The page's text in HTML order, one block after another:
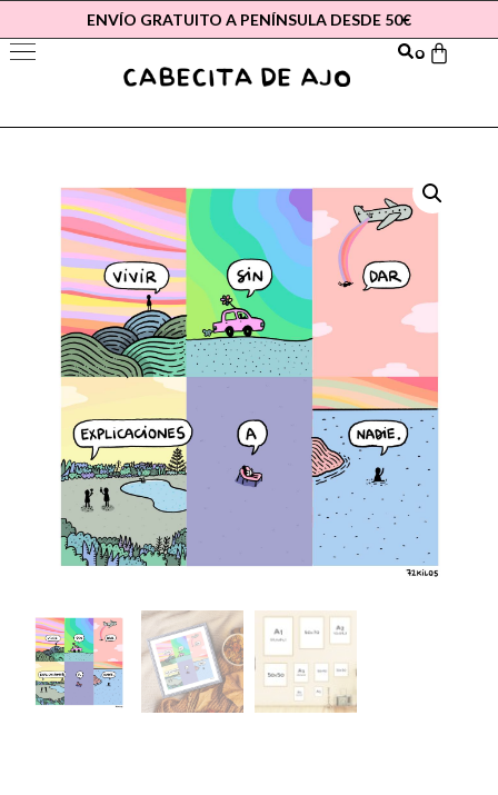
ENVÍO GRATUITO A PENÍNSULA DESDE 50€
0